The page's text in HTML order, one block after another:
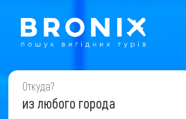
Откуда?
из любого города